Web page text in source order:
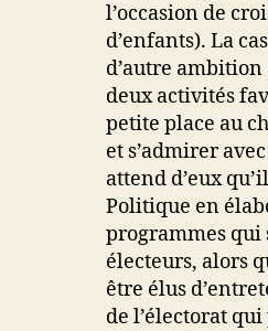
l’occasion de
d’enfants). La
d’autre ambition
deux activités
petite place au
et s’admirer
attend d’eux
Politique en
programmes qui
électeurs, alors
être élus
de l’électorat